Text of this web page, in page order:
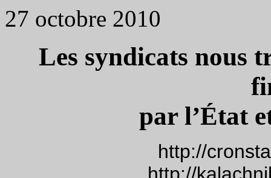
27 octobre 2010
Les syndicats nous
par l’État
http://